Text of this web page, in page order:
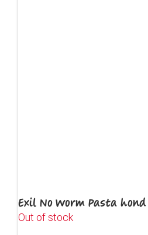
Exil No Worm Pasta
Out of stock